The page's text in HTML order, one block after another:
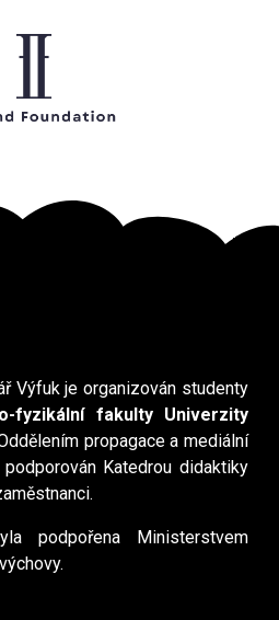
Výfuk je organizován studenty
fyzikální fakulty Univerzity
propagace a mediální
Katedrou didaktiky
podpořena Ministerstvem